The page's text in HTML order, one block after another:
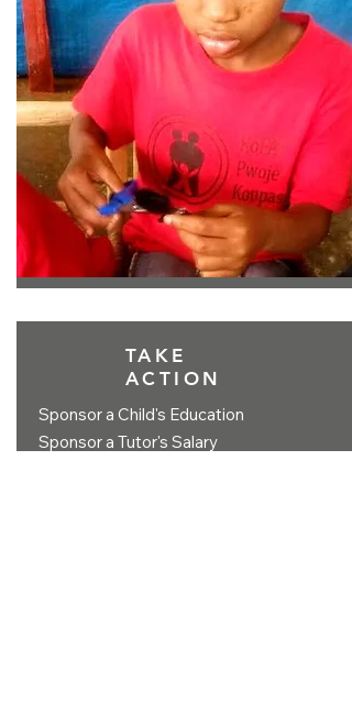
TAKE
ACTION
Sponsor a Child's Education
Sponsor a Tutor's Salary